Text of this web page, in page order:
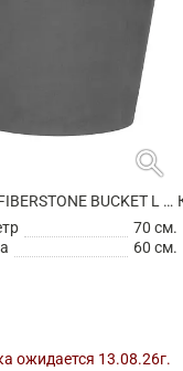
search
КАШПО FIBERSTONE BUCKET L GREY
70 см.
60 см.
ожидается 13.08.26г.